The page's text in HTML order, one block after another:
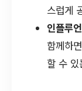
스럽게
인플루
함께하
할 수